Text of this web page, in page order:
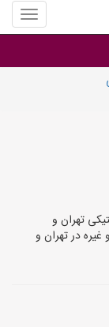
منوی
سایت
تهران و
در تهران و